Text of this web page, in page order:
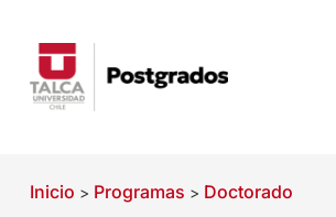
Inicio > Programas > Doctorado